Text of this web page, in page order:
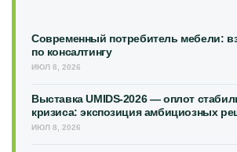
Современный потребитель мебели:
по консалтингу
ИЮЛ 8, 2026
Выставка UMIDS-2026 — оплот
кризиса: экспозиция амбициозных
ИЮЛ 8, 2026